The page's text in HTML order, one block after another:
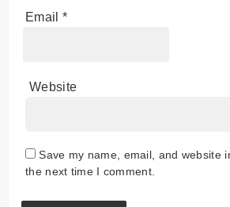
Email *
Website
Save my name, email, and website
the next time I comment.